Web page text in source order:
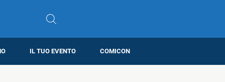
IL TUO EVENTO COMICON